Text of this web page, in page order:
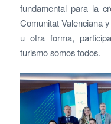
fundamental para la
Comunitat Valenciana
u otra forma,
turismo somos todos.